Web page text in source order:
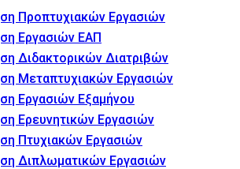
Προπτυχιακών Εργασιών
Εργασιών ΕΑΠ
Διδακτορικών Διατριβών
Μεταπτυχιακών Εργασιών
Εργασιών Εξαμήνου
Ερευνητικών Εργασιών
Πτυχιακών Εργασιών
Διπλωματικών Εργασιών